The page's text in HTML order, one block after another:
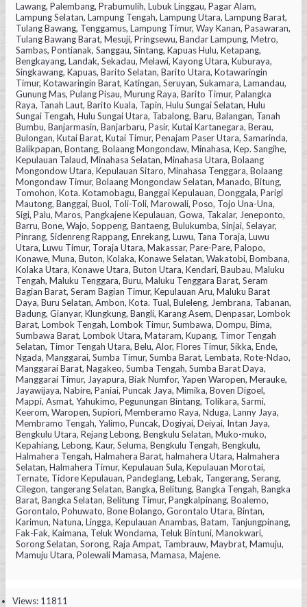
Lawang, Palembang, Prabumulih, Lubuk Linggau, Pagar Alam,
Lampung Selatan, Lampung Tengah, Lampung Utara, Lampung Barat,
Tulang Bawang, Tenggamus, Lampung Timur, Way Kanan, Pasawaran,
Tulang Bawang Barat, Mesuji, Pringsewu, Bandar Lampung, Metro,
Sambas, Pontianak, Sanggau, Sintang, Kapuas Hulu, Ketapang,
Bengkayang, Landak, Sekadau, Melawi, Kayong Utara, Kuburaya,
Singkawang, Kapuas, Barito Selatan, Barito Utara, Kotawaringin
Timur, Kotawaringin Barat, Katingan, Seruyan, Sukamara, Lamandau,
Gunung Mas, Pulang Pisau, Murung Raya, Barito Timur, Palangka
Raya, Tanah Laut, Barito Kuala, Tapin, Hulu Sungai Selatan, Hulu
Sungai Tengah, Hulu Sungai Utara, Tabalong, Baru, Balangan, Tanah
Bumbu, Banjarmasin, Banjarbaru, Pasir, Kutai Kartanegara, Berau,
Bulongan, Kutai Barat, Kutai Timur, Penajam Paser Utara, Samarinda,
Balikpapan, Bontang, Bolaang Mongondaw, Minahasa, Kep. Sangihe,
Kepulauan Talaud, Minahasa Selatan, Minahasa Utara, Bolaang
Mongondow Utara, Kepulauan Sitaro, Minahasa Tenggara, Bolaang
Mongondaw Timur, Bolaang Mongondaw Selatan, Manado, Bitung,
Tomohon, Kota. Kotamobagu, Banggai Kepulauan, Donggala, Parigi
Mautong, Banggai, Buol, Toli-Toli, Marowali, Poso, Tojo Una-Una,
Sigi, Palu, Maros, Pangkajene Kepulauan, Gowa, Takalar, Jeneponto,
Barru, Bone, Wajo, Soppeng, Bantaeng, Bulukumba, Sinjai, Selayar,
Pinrang, Sidenreng Rappang, Enrekang, Luwu, Tana Toraja, Luwu
Utara, Luwu Timur, Toraja Utara, Makassar, Pare-Pare, Palopo,
Konawe, Muna, Buton, Kolaka, Konawe Selatan, Wakatobi, Bombana,
Kolaka Utara, Konawe Utara, Buton Utara, Kendari, Baubau, Maluku
Tengah, Maluku Tenggara, Buru, Maluku Tenggara Barat, Seram
Bagian Barat, Seram Bagian Timur, Kepulauan Aru, Maluku Barat
Daya, Buru Selatan, Ambon, Kota. Tual, Buleleng, Jembrana, Tabanan,
Badung, Gianyar, Klungkung, Bangli, Karang Asem, Denpasar, Lombok
Barat, Lombok Tengah, Lombok Timur, Sumbawa, Dompu, Bima,
Sumbawa Barat, Lombok Utara, Mataram, Kupang, Timor Tengah
Selatan, Timor Tengah Utara, Belu, Alor, Flores Timur, Sikka, Ende,
Ngada, Manggarai, Sumba Timur, Sumba Barat, Lembata, Rote-Ndao,
Manggarai Barat, Nagakeo, Sumba Tengah, Sumba Barat Daya,
Manggarai Timur, Jayapura, Biak Numfor, Yapen Waropen, Merauke,
Jayawijaya, Nabire, Paniai, Puncak Jaya, Mimika, Boven Digoel,
Mappi, Asmat, Yahukimo, Pegunungan Bintang, Tolikara, Sarmi,
Keerom, Waropen, Supiori, Memberamo Raya, Nduga, Lanny Jaya,
Membramo Tengah, Yalimo, Puncak, Dogiyai, Deiyai, Intan Jaya,
Bengkulu Utara, Rejang Lebong, Bengkulu Selatan, Muko-muko,
Kepahiang, Lebong, Kaur, Seluma, Bengkulu Tengah, Bengkulu,
Halmahera Tengah, Halmahera Barat, halmahera Utara, Halmahera
Selatan, Halmahera Timur, Kepulauan Sula, Kepulauan Morotai,
Ternate, Tidore Kepulauan, Pandeglang, Lebak, Tangerang, Serang,
Cilegon, tangerang Selatan, Bangka, Belitung, Bangka Tengah, Bangka
Barat, Bangka Selatan, Belitung Timur, Pangkalpinang, Boalemo,
Gorontalo, Pohuwato, Bone Bolango, Gorontalo Utara, Bintan,
Karimun, Natuna, Lingga, Kepulauan Anambas, Batam, Tanjungpinang,
Fak-Fak, Kaimana, Teluk Wondama, Teluk Bintuni, Manokwari,
Sorong Selatan, Sorong, Raja Ampat, Tambrauw, Maybrat, Mamuju,
Mamuju Utara, Polewali Mamasa, Mamasa, Majene.
Views: 11811